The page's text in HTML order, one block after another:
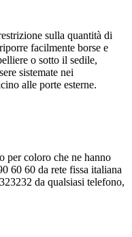
sulla quantità di
facilmente borse e
o sotto il sedile,
sistemate nei
alle porte esterne.
per coloro che ne hanno
60 60 da rete fissa italiana
da qualsiasi telefono,